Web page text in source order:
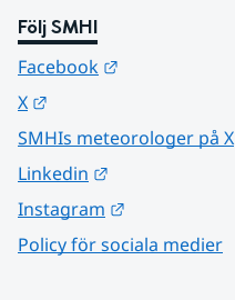
Följ SMHI
Facebook
X
SMHIs meteorologer på X
Linkedin
Instagram
Policy för sociala medier